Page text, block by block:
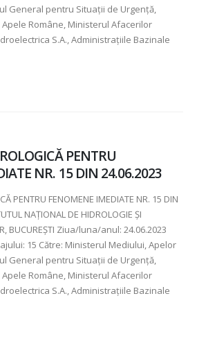
General pentru Situaţii de Urgenţă,
Române, Ministerul Afacerilor
S.A., Administraţiile Bazinale
PENTRU
NR. 15 DIN 24.06.2023
PENTRU FENOMENE IMEDIATE NR. 15 DIN
NAȚIONAL DE HIDROLOGIE ȘI
BUCUREȘTI Ziua/luna/anul: 24.06.2023
15 Către: Ministerul Mediului, Apelor
General pentru Situaţii de Urgenţă,
Române, Ministerul Afacerilor
S.A., Administraţiile Bazinale